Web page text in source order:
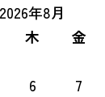
2026年8月
木 金
6 7